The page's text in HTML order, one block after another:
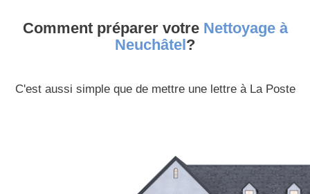
Comment préparer votre Nettoyage à
Neuchâtel ?
C'est aussi simple que de mettre une lettre à La Poste